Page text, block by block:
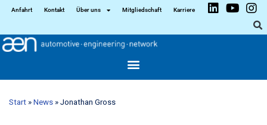
Anfahrt Kontakt Über uns Mitgliedschaft Karriere
Start » News » Jonathan Gross